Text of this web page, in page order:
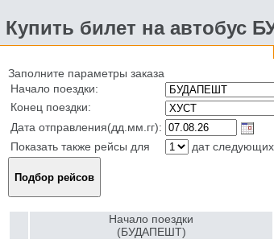
Купить билет на автобус
Заполните параметры заказа
Начало поездки:
Конец поездки:
Дата отправления(дд.мм.гг):
Показать также рейсы для
дат
Начало поездки
(БУДАПЕШТ)